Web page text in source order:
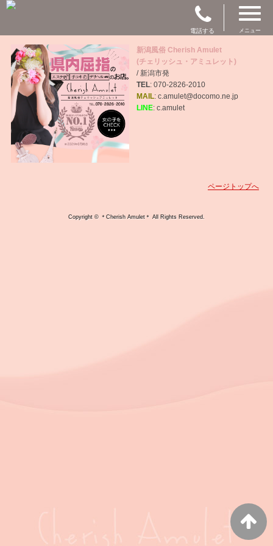
電話する メニュー
新潟風俗 Cherish Amulet
(チェリッシュ・アミュレット)
/ 新潟市発
TEL: 070-2826-2010
MAIL: c.amulet@docomo.ne.jp
LINE: c.amulet
ページトップへ
Copyright © ＊Cherish Amulet＊ All Rights Reserved.